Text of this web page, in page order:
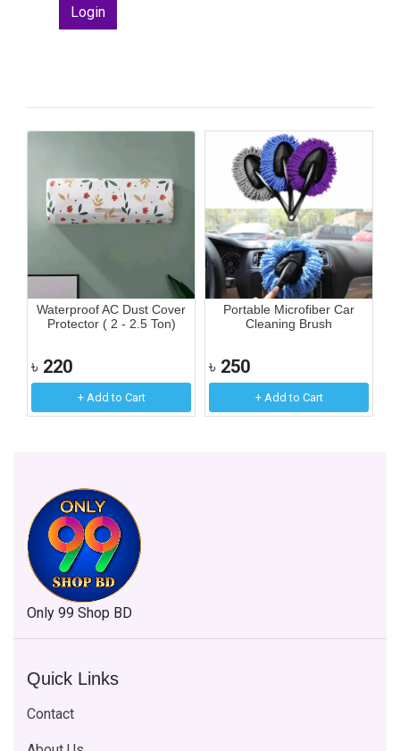
Login
Waterproof AC Dust Cover
Protector ( 2 - 2.5 Ton)
৳ 220
+ Add to Cart
Portable Microfiber Car
Cleaning Brush
৳ 250
+ Add to Cart
Only 99 Shop BD
Quick Links
Contact